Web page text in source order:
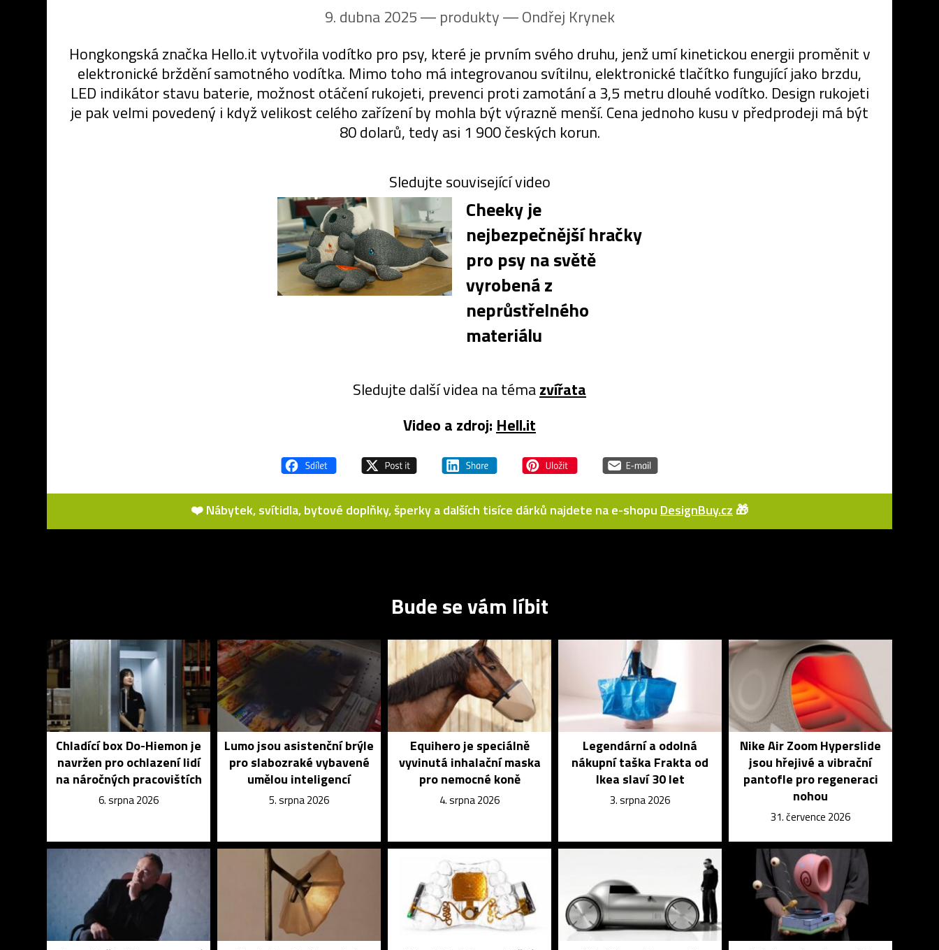
9. dubna 2025 ― produkty ―Ondřej Krynek
Hongkongská značka Hello.it vytvořila vodítko pro psy, které je prvním svého druhu, jenž umí kinetickou energii proměnit v
elektronické brždění samotného vodítka. Mimo toho má integrovanou svítilnu, elektronické tlačítko fungující jako brzdu,
LED indikátor stavu baterie, možnost otáčení rukojeti, prevenci proti zamotání a 3,5 metru dlouhé vodítko. Design rukojeti
je pak velmi povedený i když velikost celého zařízení by mohla být výrazně menší. Cena jednoho kusu v předprodeji má být
80 dolarů, tedy asi 1 900 českých korun.
Sledujte související video
Cheeky je
nejbezpečnější hračky
pro psy na světě
vyrobená z
neprůstřelného
materiálu
Sledujte další videa na témazvířata
Video a zdroj: Hell.it
❤️ Nábytek, svítidla, bytové doplňky, šperky a dalších tisíce dárků najdete na e-shopu DesignBuy.cz 🎁
Bude se vám líbit
Chladící box Do-Hiemon je
navržen pro ochlazení lidí
na náročných pracovištích
6. srpna 2026
Lumo jsou asistenční brýle
pro slabozraké vybavené
umělou inteligencí
5. srpna 2026
Equihero je speciálně
vyvinutá inhalační maska
pro nemocné koně
4. srpna 2026
Legendární a odolná
nákupní taška Frakta od
Ikea slaví 30 let
3. srpna 2026
Nike Air Zoom Hyperslide
jsou hřejivé a vibrační
pantofle pro regeneraci
nohou
31. července 2026